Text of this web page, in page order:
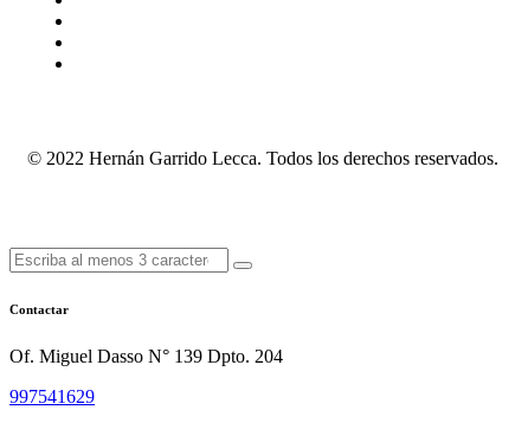
© 2022 Hernán Garrido Lecca. Todos los derechos reservados.
Contactar
Of. Miguel Dasso N° 139 Dpto. 204
997541629